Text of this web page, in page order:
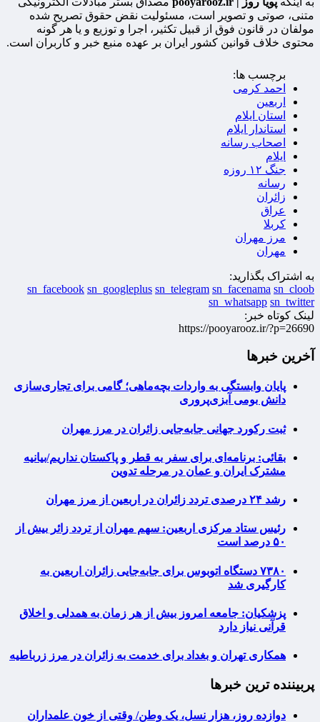
متنی، صوتی و تصویر است، مسئولیت نقض حقوق تصریح شده
مولفان در قانون فوق از قبیل تکثیر، اجرا و توزیع و یا هر گونه
محتوی خلاف قوانین کشور ایران بر عهده منبع خبر و کاربران است.
برچسب ها:
احمد کرمی
اربعین
استان ایلام
استاندار ایلام
اصحاب رسانه
ایلام
جنگ ۱۲ روزه
رسانه‌
زائران
عراق
کربلا
مرز مهران
مهران
به اشتراک بگذارید:
sn_facebook sn_googleplus sn_telegram sn_facenama sn_cloob
sn_whatsapp sn_twitter
لینک کوتاه خبر:
https://pooyarooz.ir/?p=26690
آخرین خبرها
پایان وابستگی به واردات بچه‌ماهی؛ گامی برای تجاری‌سازی
دانش بومی آبزی‌پروری
ثبت رکورد جهانی جابه‌جایی زائران در مرز مهران
بقائی: برنامه‌ای برای سفر به قطر و پاکستان نداریم/بیانیه
مشترک ایران و عمان در مرحله تدوین
رشد ۲۴ درصدی تردد زائران در اربعین از مرز مهران
رئیس ستاد مرکزی اربعین: سهم مهران از تردد زائر بیش از
۵۰ درصد است
۷۳۸۰ دستگاه اتوبوس برای جابه‌جایی زائران اربعین به‌
کارگیری شد
پزشکیان: جامعه امروز بیش از هر زمان به همدلی و اخلاق
قرآنی نیاز دارد
همکاری تهران و بغداد برای خدمت به زائران در مرز زرباطیه
پربیننده ترین خبرها
دوازده روز، هزار نسل، یک وطن/ وقتی از خون علمداران